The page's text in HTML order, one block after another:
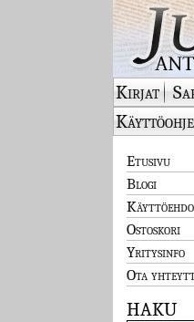
Kirjat
Etusivu
Blogi
Ostoskori
Yritysinfo
Ota
HAKU